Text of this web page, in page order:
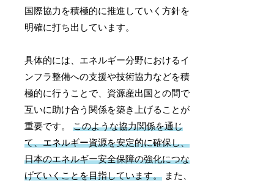
国際協力を積極的に推進していく方針を
明確に打ち出しています。
具体的には、エネルギー分野におけるイ
ンフラ整備への支援や技術協力などを積
極的に行うことで、資源産出国との間で
互いに助け合う関係を築き上げることが
重要です。このような協力関係を通じ
て、エネルギー資源を安定的に確保し、
日本のエネルギー安全保障の強化につな
げていくことを目指しています。 また、